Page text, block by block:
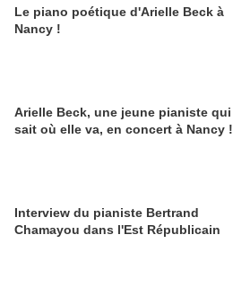
Le piano poétique d'Arielle Beck à
Nancy !
Arielle Beck, une jeune pianiste qui
sait où elle va, en concert à Nancy !
Interview du pianiste Bertrand
Chamayou dans l'Est Républicain